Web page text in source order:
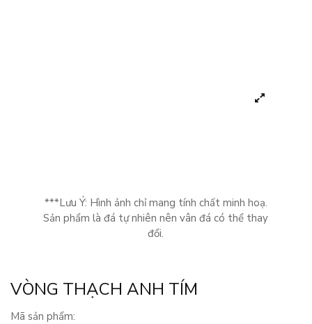
***Lưu Ý: Hình ảnh chỉ mang tính chất minh hoạ.
Sản phẩm là đá tự nhiên nên vân đá có thể thay
đổi.
VÒNG THẠCH ANH TÍM
Mã sản phẩm: